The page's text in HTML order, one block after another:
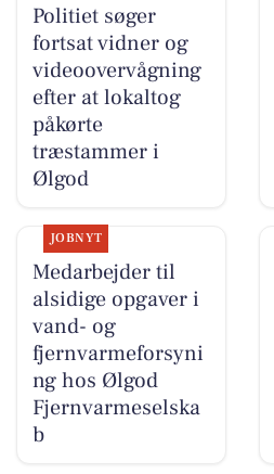
Politiet søger
fortsat vidner og
videoovervågning
efter at lokaltog
påkørte
træstammer i
Ølgod
JOBNYT
Medarbejder til
alsidige opgaver i
vand- og
fjernvarmeforsyni
ng hos Ølgod
Fjernvarmeselska
b